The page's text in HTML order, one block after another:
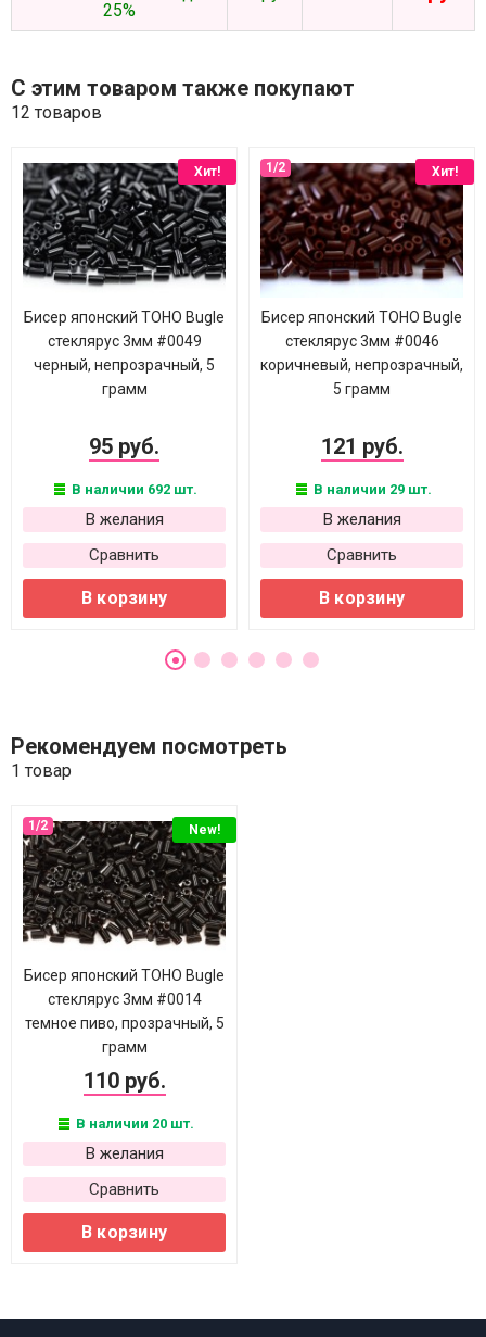
25%
С этим товаром также покупают
12 товаров
Хит!
Бисер японский TOHO Bugle
стеклярус 3мм #0049
черный, непрозрачный, 5
грамм
95 руб.
В наличии 692 шт.
В желания
Сравнить
В корзину
Хит!
Бисер японский TOHO Bugle
стеклярус 3мм #0046
коричневый, непрозрачный,
5 грамм
121 руб.
В наличии 29 шт.
В желания
Сравнить
В корзину
Рекомендуем посмотреть
1 товар
New!
Бисер японский TOHO Bugle
стеклярус 3мм #0014
темное пиво, прозрачный, 5
грамм
110 руб.
В наличии 20 шт.
В желания
Сравнить
В корзину